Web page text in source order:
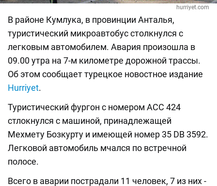
hurriyet.com
В районе Кумлука, в провинции Анталья,
туристический микроавтобус столкнулся с
легковым автомобилем. Авария произошла в
09.00 утра на 7-м километре дорожной трассы.
Об этом сообщает турецкое новостное издание
Hurriyet.
Туристический фургон с номером ACC 424
стлокнулся с машиной, принадлежащей
Мехмету Бозкурту и имеющей номер 35 DB 3592.
Легковой автомобиль мчался по встречной
полосе.
Всего в аварии пострадали 11 человек, 7 из них -